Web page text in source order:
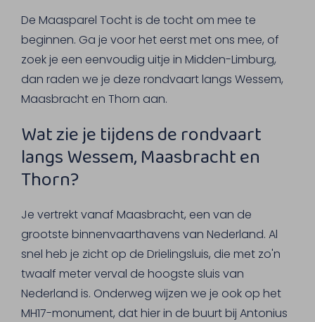
De Maasparel Tocht is de tocht om mee te
beginnen. Ga je voor het eerst met ons mee, of
zoek je een eenvoudig uitje in Midden-Limburg,
dan raden we je deze rondvaart langs Wessem,
Maasbracht en Thorn aan.
Wat zie je tijdens de rondvaart
langs Wessem, Maasbracht en
Thorn?
Je vertrekt vanaf Maasbracht, een van de
grootste binnenvaarthavens van Nederland. Al
snel heb je zicht op de Drielingsluis, die met zo'n
twaalf meter verval de hoogste sluis van
Nederland is. Onderweg wijzen we je ook op het
MH17-monument, dat hier in de buurt bij Antonius